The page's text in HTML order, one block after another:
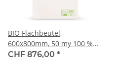
BIO Flachbeutel,
600x800mm, 50 my 100 %
biologisch abbaubar
CHF 876,00 *